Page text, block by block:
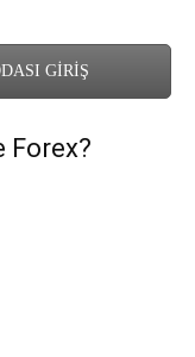
GİRİŞ
Forex?